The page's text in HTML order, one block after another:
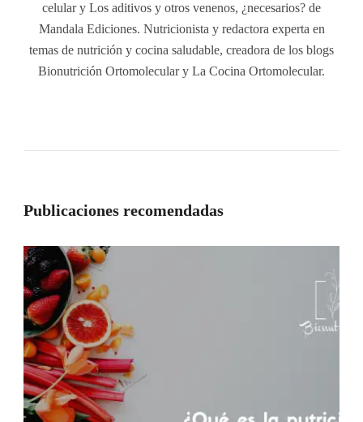
celular y Los aditivos y otros venenos, ¿necesarios? de
Mandala Ediciones. Nutricionista y redactora experta en
temas de nutrición y cocina saludable, creadora de los blogs
Bionutrición Ortomolecular y La Cocina Ortomolecular.
Publicaciones recomendadas